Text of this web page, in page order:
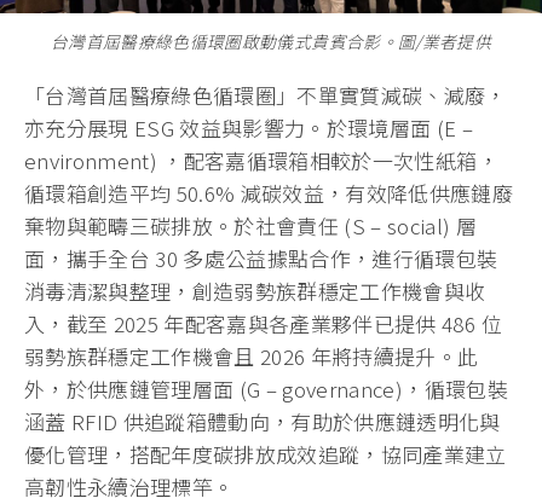
台灣首屆醫療綠色循環圈啟動儀式貴賓合影。圖/業者提供
「台灣首屆醫療綠色循環圈」不單實質減碳、減廢，
亦充分展現 ESG 效益與影響力。於環境層面 (E –
environment) ，配客嘉循環箱相較於一次性紙箱，
循環箱創造平均 50.6% 減碳效益，有效降低供應鏈廢
棄物與範疇三碳排放。於社會責任 (S – social) 層
面，攜手全台 30 多處公益據點合作，進行循環包裝
消毒清潔與整理，創造弱勢族群穩定工作機會與收
入，截至 2025 年配客嘉與各產業夥伴已提供 486 位
弱勢族群穩定工作機會且 2026 年將持續提升。此
外，於供應鏈管理層面 (G – governance)，循環包裝
涵蓋 RFID 供追蹤箱體動向，有助於供應鏈透明化與
優化管理，搭配年度碳排放成效追蹤，協同產業建立
高韌性永續治理標竿。